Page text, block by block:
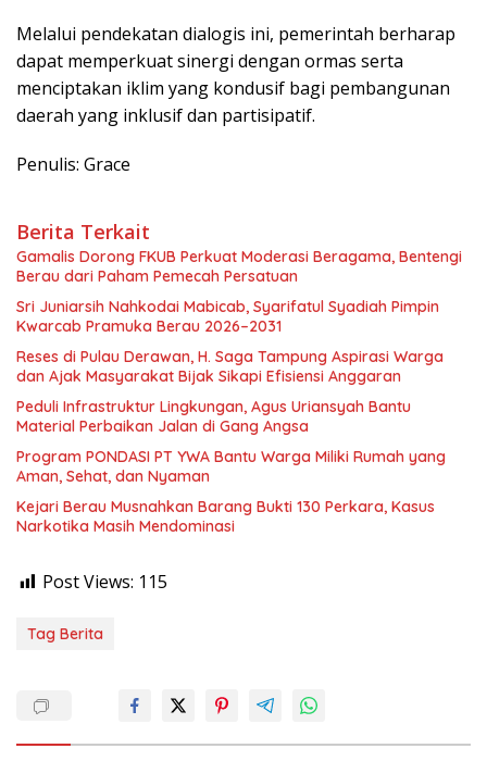
Melalui pendekatan dialogis ini, pemerintah berharap
dapat memperkuat sinergi dengan ormas serta
menciptakan iklim yang kondusif bagi pembangunan
daerah yang inklusif dan partisipatif.
Penulis: Grace
Berita Terkait
Gamalis Dorong FKUB Perkuat Moderasi Beragama, Bentengi
Berau dari Paham Pemecah Persatuan
Sri Juniarsih Nahkodai Mabicab, Syarifatul Syadiah Pimpin
Kwarcab Pramuka Berau 2026–2031
Reses di Pulau Derawan, H. Saga Tampung Aspirasi Warga
dan Ajak Masyarakat Bijak Sikapi Efisiensi Anggaran
Peduli Infrastruktur Lingkungan, Agus Uriansyah Bantu
Material Perbaikan Jalan di Gang Angsa
Program PONDASI PT YWA Bantu Warga Miliki Rumah yang
Aman, Sehat, dan Nyaman
Kejari Berau Musnahkan Barang Bukti 130 Perkara, Kasus
Narkotika Masih Mendominasi
Post Views: 115
Tag Berita